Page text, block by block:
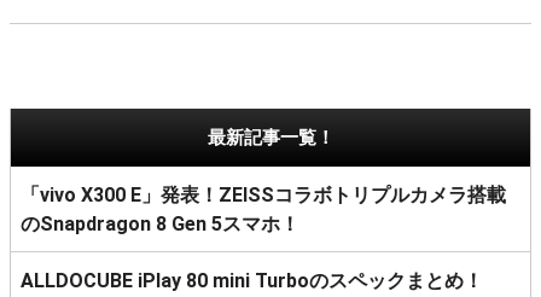
最新記事一覧！
「vivo X300 E」発表！ZEISSコラボトリプルカメラ搭載
のSnapdragon 8 Gen 5スマホ！
ALLDOCUBE iPlay 80 mini Turboのスペックまとめ！